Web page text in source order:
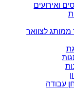
ואירועים
ממותג לצוואר
עבודה